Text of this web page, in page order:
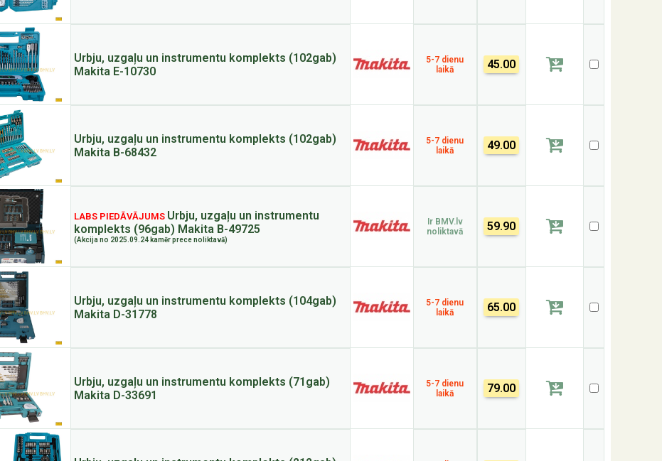
Urbju, uzgaļu un instrumentu komplekts (102gab)
Makita E-10730
5-7 dienu
laikā
45.00
Urbju, uzgaļu un instrumentu komplekts (102gab)
Makita B-68432
5-7 dienu
laikā
49.00
LABS PIEDĀVĀJUMS Urbju, uzgaļu un instrumentu
komplekts (96gab) Makita B-49725
(Akcija no 2025.09.24 kamēr prece noliktavā)
Ir BMV.lv
noliktavā
59.90
Urbju, uzgaļu un instrumentu komplekts (104gab)
Makita D-31778
5-7 dienu
laikā
65.00
Urbju, uzgaļu un instrumentu komplekts (71gab)
Makita D-33691
5-7 dienu
laikā
79.00